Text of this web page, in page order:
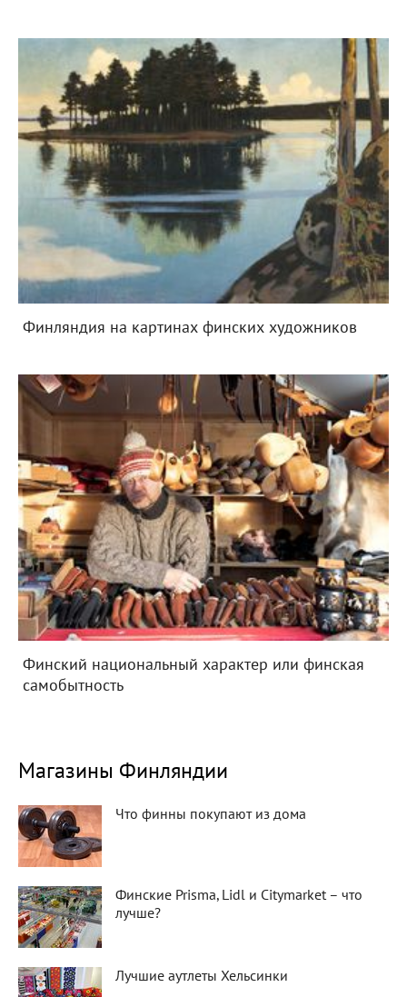
Финляндия на картинах финских художников
Финский национальный характер или финская
самобытность
Магазины Финляндии
Что финны покупают из дома
Финские Prisma, Lidl и Citymarket – что
лучше?
Лучшие аутлеты Хельсинки